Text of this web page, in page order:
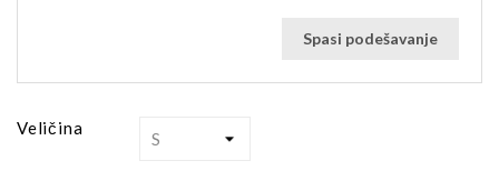
Spasi podešavanje
Veličina